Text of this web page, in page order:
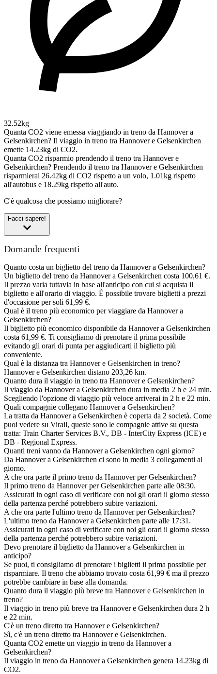
32.52kg
Quanta CO2 viene emessa viaggiando in treno da Hannover a
Gelsenkirchen? Il viaggio in treno tra Hannover e Gelsenkirchen
emette 14.23kg di CO2.
Quanta CO2 risparmio prendendo il treno tra Hannover e
Gelsenkirchen? Prendendo il treno tra Hannover e Gelsenkirchen
risparmierai 26.42kg di CO2 rispetto a un volo, 1.01kg rispetto
all'autobus e 18.29kg rispetto all'auto.
C'è qualcosa che possiamo migliorare?
Facci sapere!
Domande frequenti
Quanto costa un biglietto del treno da Hannover a Gelsenkirchen?
Un biglietto del treno da Hannover a Gelsenkirchen costa 100,61 €.
Il prezzo varia tuttavia in base all'anticipo con cui si acquista il
biglietto e all'orario di viaggio. È possibile trovare biglietti a prezzi
d'occasione per soli 61,99 €.
Qual è il treno più economico per viaggiare da Hannover a
Gelsenkirchen?
Il biglietto più economico disponibile da Hannover a Gelsenkirchen
costa 61,99 €. Ti consigliamo di prenotare il prima possibile
evitando gli orari di punta per aggiudicarti il biglietto più
conveniente.
Qual è la distanza tra Hannover e Gelsenkirchen in treno?
Hannover e Gelsenkirchen distano 203,26 km.
Quanto dura il viaggio in treno tra Hannover e Gelsenkirchen?
Il viaggio da Hannover a Gelsenkirchen dura in media 2 h e 24 min.
Scegliendo l'opzione di viaggio più veloce arriverai in 2 h e 22 min.
Quali compagnie collegano Hannover a Gelsenkirchen?
La tratta da Hannover a Gelsenkirchen è coperta da 2 società. Come
puoi vedere su Virail, queste sono le compagnie attive su questa
tratta: Train Charter Services B.V., DB - InterCity Express (ICE) e
DB - Regional Express.
Quanti treni vanno da Hannover a Gelsenkirchen ogni giorno?
Da Hannover a Gelsenkirchen ci sono in media 3 collegamenti al
giorno.
A che ora parte il primo treno da Hannover per Gelsenkirchen?
Il primo treno da Hannover per Gelsenkirchen parte alle 08:30.
Assicurati in ogni caso di verificare con noi gli orari il giorno stesso
della partenza perché potrebbero subire variazioni.
A che ora parte l'ultimo treno da Hannover per Gelsenkirchen?
L'ultimo treno da Hannover a Gelsenkirchen parte alle 17:31.
Assicurati in ogni caso di verificare con noi gli orari il giorno stesso
della partenza perché potrebbero subire variazioni.
Devo prenotare il biglietto da Hannover a Gelsenkirchen in
anticipo?
Se puoi, ti consigliamo di prenotare i biglietti il prima possibile per
risparmiare. Il treno che abbiamo trovato costa 61,99 € ma il prezzo
potrebbe cambiare in base alla domanda.
Quanto dura il viaggio più breve tra Hannover e Gelsenkirchen in
treno?
Il viaggio in treno più breve tra Hannover e Gelsenkirchen dura 2 h
e 22 min.
C'è un treno diretto tra Hannover e Gelsenkirchen?
Sì, c'è un treno diretto tra Hannover e Gelsenkirchen.
Quanta CO2 emette un viaggio in treno da Hannover a
Gelsenkirchen?
Il viaggio in treno da Hannover a Gelsenkirchen genera 14.23kg di
CO2.